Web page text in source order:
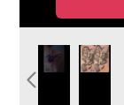
idee-
tatouage-
photo-
tatouage-